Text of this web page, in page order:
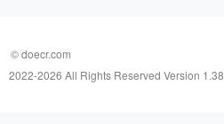
© doecr.com
2022-2026 All Rights Reserved Version 1.38